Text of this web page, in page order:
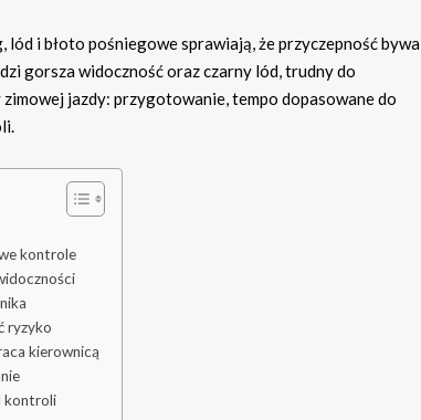
lód i błoto pośniegowe sprawiają, że przyczepność bywa
gorsza widoczność oraz czarny lód, trudny do
jazdy: przygotowanie, tempo dopasowane do
kontrole
ryzyko
kierownicą
kontroli